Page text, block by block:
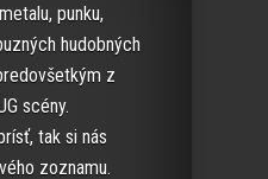
punku,
hudobných
z
scény.
tak si nás
zoznamu.